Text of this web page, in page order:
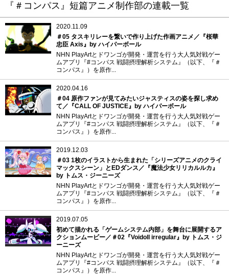
『＃コンパス』短篇アニメ制作部の連載一覧
2020.11.09
＃05 タスキリレーを繋いで作り上げた作画アニメ／『桜華
忠臣 Axis』by ハイパーボール
NHN PlayArtとドワンゴが開発・運営を行う大人気対戦ゲー
ムアプリ『#コンパス 戦闘摂理解析システム』（以下、『＃
コンパス』）を原作...
2020.04.16
＃04 原作ファンが見てみたいジャスティスの姿を探し求め
て／『CALL OF JUSTICE』by ハイパーボール
NHN PlayArtとドワンゴが開発・運営を行う大人気対戦ゲー
ムアプリ『#コンパス 戦闘摂理解析システム』（以下、『＃
コンパス』）を原作...
2019.12.03
＃03 1枚のイラストから生まれた「シリーズアニメのクライ
マックスシーン」とEDダンス／『魔法少女リリカルルカ』
by トムス・ジーニーズ
NHN PlayArtとドワンゴが開発・運営を行う大人気対戦ゲー
ムアプリ『#コンパス 戦闘摂理解析システム』（以下、『＃
コンパス』）を原作...
2019.07.05
初めて描かれる「ゲームシステム内部」を舞台に展開するア
クションムービー／＃02『Voidoll irregular』by トムス・ジ
ーニーズ
NHN PlayArtとドワンゴが開発・運営を行う大人気対戦ゲー
ムアプリ『#コンパス 戦闘摂理解析システム』（以下、『＃
コンパス』）を原作...